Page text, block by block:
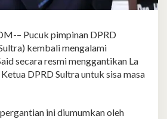
– Pucuk pimpinan DPRD
kembali mengalami
secara resmi menggantikan La
DPRD Sultra untuk sisa masa
ini diumumkan oleh